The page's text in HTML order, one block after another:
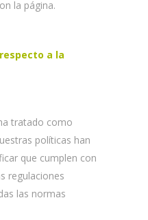
la página.
a la
tratado como
políticas han
que cumplen con
regulaciones
las normas